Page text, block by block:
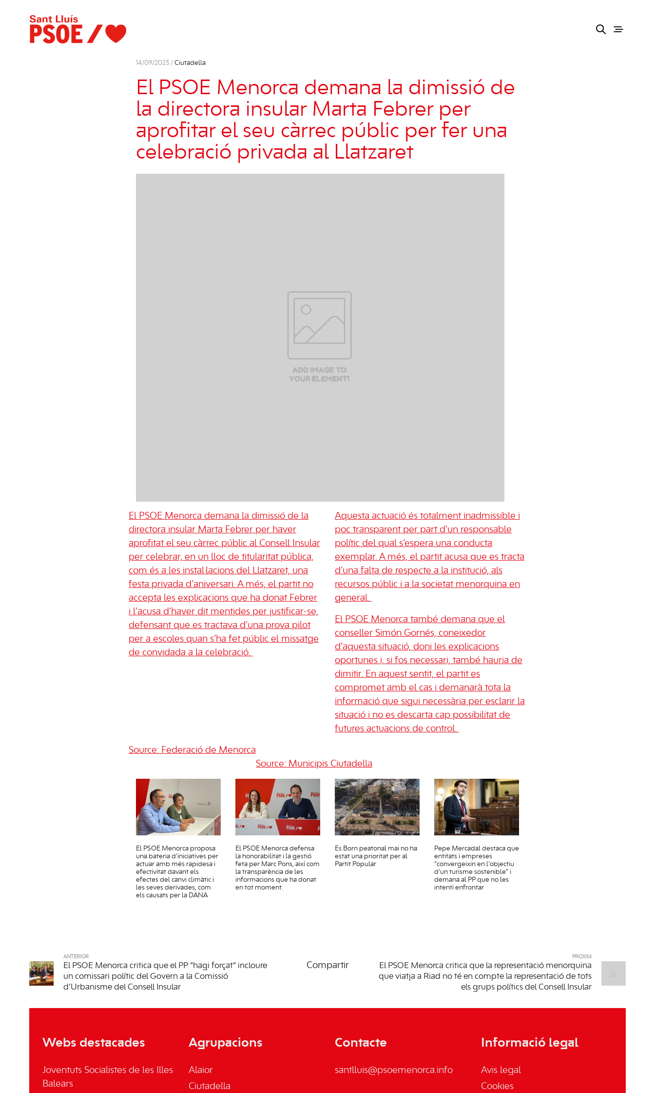
14/09/2023 / Ciutadella
El PSOE Menorca demana la dimissió de
la directora insular Marta Febrer per
aprofitar el seu càrrec públic per fer una
celebració privada al Llatzaret
El PSOE Menorca demana la dimissió de la
directora insular Marta Febrer per haver
aprofitat el seu càrrec públic al Consell Insular
per celebrar, en un lloc de titularitat pública,
com és a les instal·lacions del Llatzaret, una
festa privada d’aniversari. A més, el partit no
accepta les explicacions que ha donat Febrer
i l’acusa d’haver dit mentides per justificar-se,
defensant que es tractava d’una prova pilot
per a escoles quan s’ha fet públic el missatge
de convidada a la celebració.
Aquesta actuació és totalment inadmissible i
poc transparent per part d’un responsable
polític del qual s’espera una conducta
exemplar. A més, el partit acusa que es tracta
d’una falta de respecte a la institució, als
recursos públic i a la societat menorquina en
general.
El PSOE Menorca també demana que el
conseller Simón Gornés, coneixedor
d’aquesta situació, doni les explicacions
oportunes i, si fos necessari, també hauria de
dimitir. En aquest sentit, el partit es
compromet amb el cas i demanarà tota la
informació que sigui necessària per esclarir la
situació i no es descarta cap possibilitat de
futures actuacions de control.
Source: Federació de Menorca
Source: Municipis Ciutadella
El PSOE Menorca proposa
una bateria d’iniciatives per
actuar amb més rapidesa i
efectivitat davant els
efectes del canvi climàtic i
les seves derivades, com
els causats per la DANA
El PSOE Menorca defensa
la honorabilitat i la gestió
feta per Marc Pons, així com
la transparència de les
informacions que ha donat
en tot moment.
Es Born peatonal mai no ha
estat una prioritat per al
Partit Popular
Pepe Mercadal destaca que
entitats i empreses
“convergeixin en l’objectiu
d’un turisme sostenible” i
demana al PP que no les
intenti enfrontar
ANTERIOR
El PSOE Menorca critica que el PP “hagi forçat” incloure
un comissari polític del Govern a la Comissió
d’Urbanisme del Consell Insular
Compartir
PRÒXIM
El PSOE Menorca critica que la representació menorquina
que viatja a Riad no té en compte la representació de tots
els grups polítics del Consell Insular
Webs destacades
Joventuts Socialistes de les Illes
Balears
Agrupacions
Alaior
Ciutadella
Contacte
santlluis@psoemenorca.info
Informació legal
Avis legal
Cookies